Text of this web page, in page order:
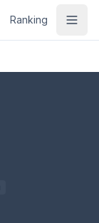
Ranking